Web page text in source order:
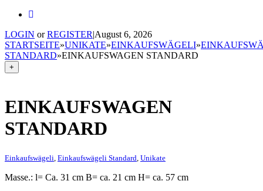
LOGIN orREGISTER|August 6, 2026
STARTSEITE»UNIKATE»EINKAUFSWÄGELI»
STANDARD»EINKAUFSWAGEN STANDARD
+
EINKAUFSWAGEN
STANDARD
Einkaufswägeli Einkaufswägeli Standard Unikate
Masse.: l= Ca. 31 cm B= ca. 21 cm H= ca. 57 cm